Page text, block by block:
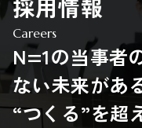
採用情報
Careers
N=1の当事者
ない未来があ
“つくる”を超